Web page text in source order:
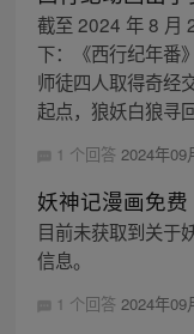
截至 2024 年 8 月
下：《西行纪年番
师徒四人取得奇经
起点，狼妖白狼寻
1 个回答 2024年09
妖神记漫画免费
目前未获取到关于
信息。
1 个回答 2024年09